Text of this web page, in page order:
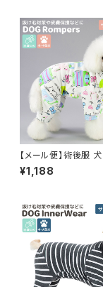
【メール便】術後服
品 ロンパース ペット
グウェア いぬ 小型犬
¥1,188